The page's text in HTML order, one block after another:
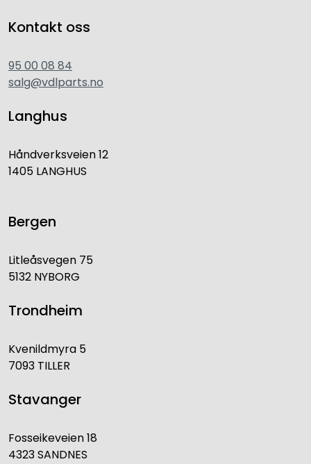
Kontakt oss
95 00 08 84
salg@vdlparts.no
Langhus
Håndverksveien 12
1405 LANGHUS
Bergen
Litleåsvegen 75
5132 NYBORG
Trondheim
Kvenildmyra 5
7093 TILLER
Stavanger
Fosseikeveien 18
4323 SANDNES